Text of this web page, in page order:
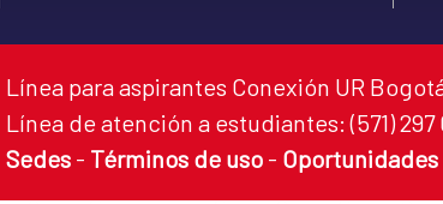
Línea para aspirantes Conexión UR
Línea de atención a estudiantes: (571)
Sedes - Términos de uso -